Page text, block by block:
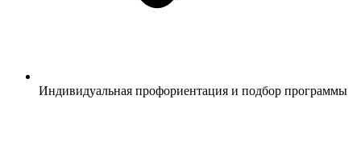
Индивидуальная профориентация и подбор программы